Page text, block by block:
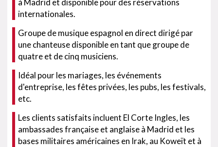
à Madrid et disponible pour des réservations
internationales.
Groupe de musique espagnol en direct dirigé par
une chanteuse disponible en tant que groupe de
quatre et de cinq musiciens.
Idéal pour les mariages, les événements
d'entreprise, les fêtes privées, les pubs, les festivals,
etc.
Les clients satisfaits incluent El Corte Ingles, les
ambassades française et anglaise à Madrid et les
bases militaires américaines en Irak, au Koweït et à